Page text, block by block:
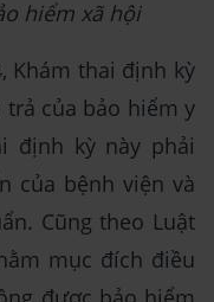
hiểm xã hội
Khám thai định kỳ
của bảo hiểm y
định kỳ này phải
của bệnh viện và
Cũng theo Luật
mục đích điều